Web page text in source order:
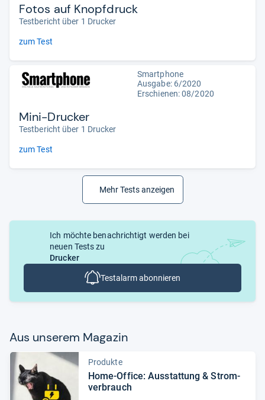
Fotos auf Knopfdruck
Testbericht über 1 Drucker
zum Test
Smartphone
Ausgabe: 6/2020
Erschienen: 08/2020
Mini-Drucker
Testbericht über 1 Drucker
zum Test
Mehr Tests anzeigen
Ich möchte benachrichtigt werden bei
neuen Tests zu
Drucker
Testalarm abonnieren
Aus unse­rem Maga­zin
Produkte
Home-​Office: Aus­stat­tung & Strom­
ver­brauch